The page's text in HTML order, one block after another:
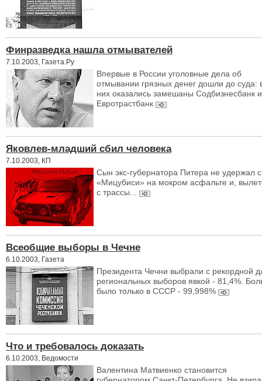
Финразведка нашла отмывателей
7.10.2003, Газета.Ру
Впервые в России уголовные дела об
отмывании грязных денег дошли до суда:
них оказались замешаны Содбизнесбанк и
Евротрастбанк
Яковлев-младший сбил человека
7.10.2003, КП
Сын экс-губернатора Питера не удержал
«Мицубиси» на мокром асфальте и,
с трассы...
Всеобщие выборы в Чечне
6.10.2003, Газета
Президента Чечни выбрали с рекордной
региональных выборов явкой - 81,4%.
было только в СССР - 99,998%
Что и требовалось доказать
6.10.2003, Ведомости
Валентина Матвиенко становится